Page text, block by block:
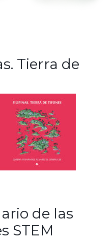
Tierra de
de las
STEM